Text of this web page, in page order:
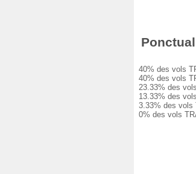
40% des vols
40% des vols
23.33% des
13.33% des
3.33% des vols
0% des vols